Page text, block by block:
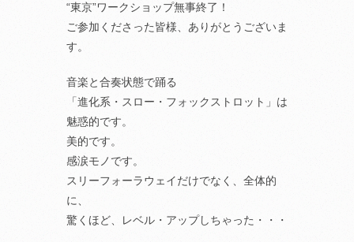
“東京”ワークショップ無事終了！
ご参加くださった皆様、ありがとうございま
す。
音楽と合奏状態で踊る
「進化系・スロー・フォックストロット」は
魅惑的です。
美的です。
感涙モノです。
スリーフォーラウェイだけでなく、全体的
に、
驚くほど、レベル・アップしちゃった・・・